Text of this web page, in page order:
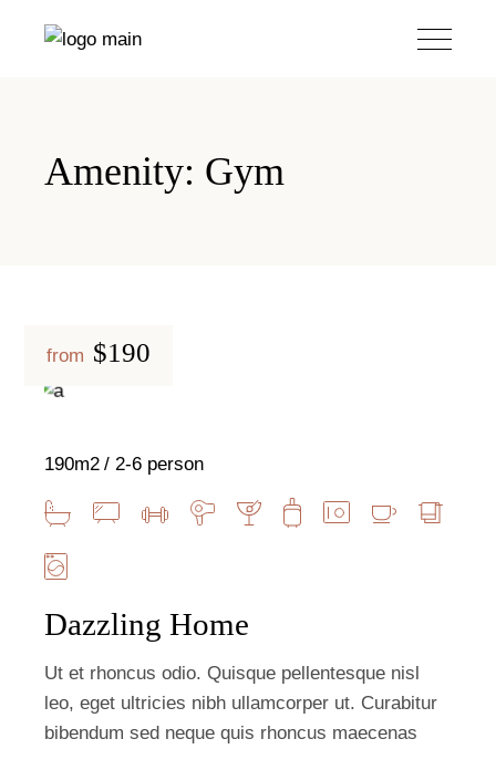
Amenity: Gym
from $190
Dazzling Home
Ut et rhoncus odio. Quisque pellentesque nisl
leo, eget ultricies nibh ullamcorper ut. Curabitur
bibendum sed neque quis rhoncus maecenas
190m2 2-6 person